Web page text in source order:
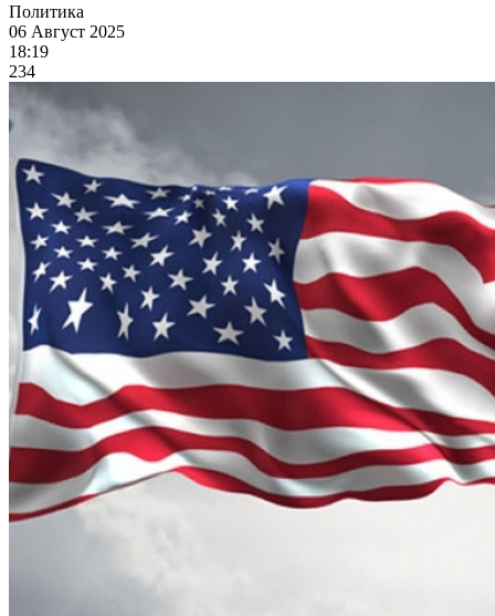
Политика
06 Август 2025
18:19
234